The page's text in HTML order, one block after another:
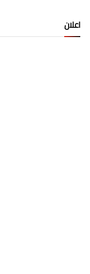
اعلان